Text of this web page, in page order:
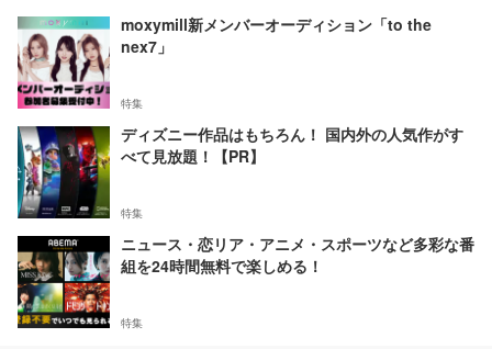
moxymill新メンバーオーディション「to the
nex7」
特集
ディズニー作品はもちろん！ 国内外の人気作がす
べて見放題！【PR】
特集
ニュース・恋リア・アニメ・スポーツなど多彩な番
組を24時間無料で楽しめる！
特集